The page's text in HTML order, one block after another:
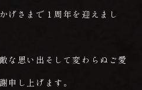
げさまで１周年を迎えまし
な思い出そして変わらぬご愛
申し上げます。